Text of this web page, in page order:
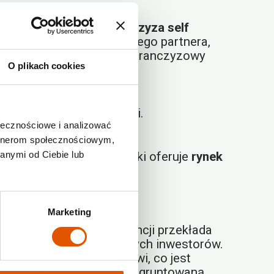
O plikach cookies
i analizować
społecznościowym,
od Ciebie lub
Marketing
sektor jest
franczyza self
Wybierając sprawdzonego partnera,
branży, oferuje model franczyzowy
potrzebę dużej obsługi.
obłożenie.
potencjału, jaki oferuje rynek
Wzrost konkurencji przekłada
dla niezależnych inwestorów.
brandowi, co jest